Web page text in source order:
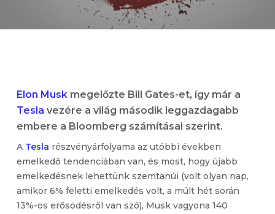
Elon Muskmegelőzte Bill Gates-et, így már a
Tesla vezére a világ második leggazdagabb
embere a Bloomberg számításai szerint.
A Tesla részvényárfolyama az utóbbi években
emelkedő tendenciában van, és most, hogy újabb
emelkedésnek lehettünk szemtanúi (volt olyan nap,
amikor 6% feletti emelkedés volt, a múlt hét során
13%-os erősödésről van szó), Musk vagyona 140